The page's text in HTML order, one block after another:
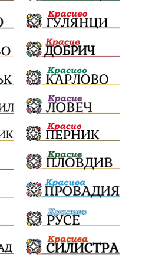
Украйна Измама Е79
Динев Великден 2025
История
ВиК Стефан Апостолов
пострадали МРРБ
АнгелинаПопова
партия "Мафия" Съд
Доброволци
Задържане под стража